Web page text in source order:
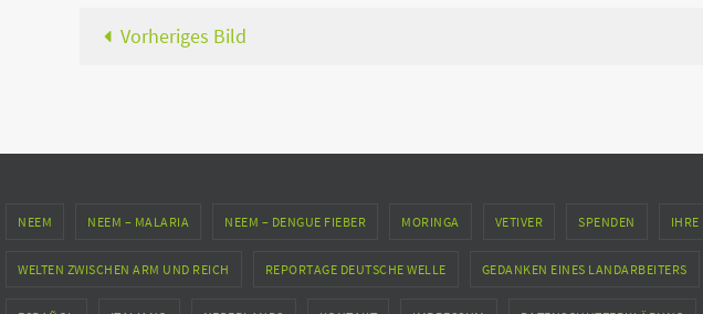
Vorheriges Bild
NEEM NEEM – MALARIA NEEM – DENGUE FIEBER MORINGA VETIVER SPENDEN IHRE
WELTEN ZWISCHEN ARM UND REICH REPORTAGE DEUTSCHE WELLE GEDANKEN EINES LANDARBEITERS